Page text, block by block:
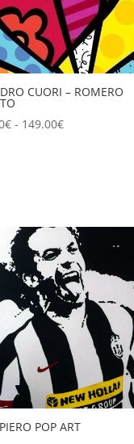
CUORI – ROMERO
€ - 149.00€Fascia
149.00€
POP ART